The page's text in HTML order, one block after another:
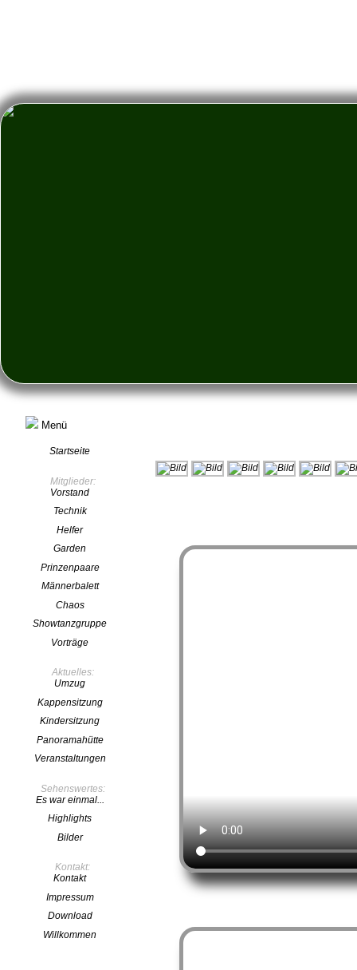
Menü
Startseite
Mitglieder:
Vorstand
Technik
Helfer
Garden
Prinzenpaare
Männerbalett
Chaos
Showtanzgruppe
Vorträge
Aktuelles:
Umzug
Kappensitzung
Kindersitzung
Panoramahütte
Veranstaltungen
Sehenswertes:
Es war einmal...
Highlights
Bilder
Kontakt:
Kontakt
Impressum
Download
Willkommen